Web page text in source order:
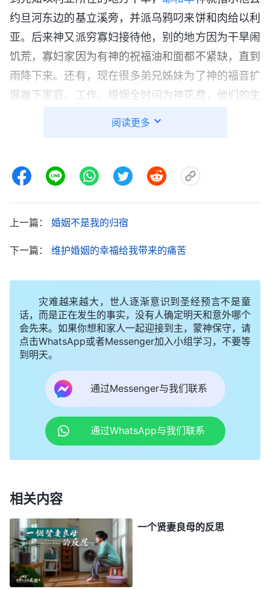
约旦河东边的基立溪旁，并派乌鸦叼来饼和肉给以利
亚。后来神又派穷寡妇接待他，别的地方因为干旱闹
饥荒，寡妇家因为有神的祝福油和面都不紧缺，直到
雨降下来。还有，现在很多弟兄姊妹为了神的福音扩
展撇下家庭、工作、婚姻全时间为神花费，他们的生
一天，我妈语重心长地对我说：“你都三十多岁
了还没有成家，你姐你哥都有自己的家、自己的孩
子，你老了怎么办？你爸说他这么大年龄了还能活多
把刀深深地扎在了我的心上，让我特别的痛苦难受，
我真想跑到一个地方大哭一场。父母这么大年龄了，
我不但尽不上自己的责任孝顺他们反而让他们为我的
婚事操心，我觉得很对不起父母，真想赶快结婚了结
爸妈的心愿，不让他们再为我的事被人说三道四、戳
脊梁骨。可又想到现在正是国度福音扩展的关键时
期，神家培养我这么多年，我应该在此时献上自己的
一份。 而且神作工已经到最后显明人各从其类的时候
追求真理、尽本分了，得不着真理那将终生遗憾，悔
之后我去了外地尽本分，有时想到爸妈说的那些
话我的心还是会感到刺痛。家里的哥哥、姐姐、弟弟
都已经有了自己的家庭和孩子，如果不是我的原因爸
妈早该安享晚年了，就因为我没有结婚让他们遭到周
围人的非议，这成了爸妈心里最大的伤疤。想到爸妈
阅读更多
上一篇： 婚姻不是我的归宿
下一篇： 维护婚姻的幸福给我带来的痛苦
灾难越来越大，世人逐渐意识到圣经预言不是童
话，而是正在发生的事实，没有人确定明天和意外哪个
会先来。如果你想和家人一起迎接到主，蒙神保守，请
点击WhatsApp或者Messenger加入小组学习，不要等
到明天。
通过Messenger与我们联系
通过WhatsApp与我们联系
相关内容
一个贤妻良母的反思